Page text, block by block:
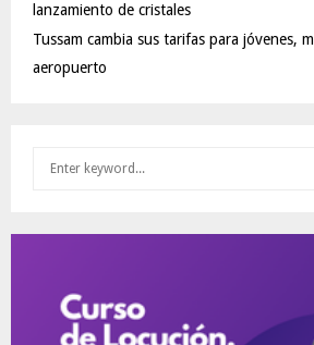
lanzamiento de cristales
Tussam cambia sus tarifas para jóvenes,
aeropuerto